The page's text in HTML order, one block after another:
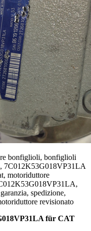
bonfiglioli, bonfiglioli
7C012K53G018VP31LA
motoriduttore
spedizione,
revisionato
für CAT